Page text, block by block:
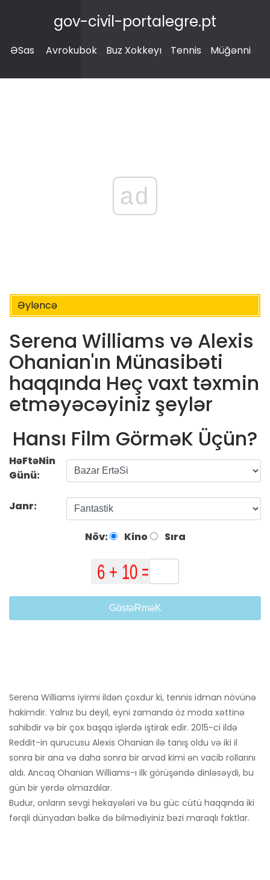
gov-civil-portalegre.pt
ƏSas Avrokubok Buz Xokkeyı Tennis Müğənni
ad
Əyləncə
Serena Williams və Alexis
Ohanian'ın Münasibəti
haqqında Heç vaxt təxmin
etməyəcəyiniz şeylər
Hansı Film GörməK Üçün?
HəFtəNin
Günü:
Janr:
Növ: Kino Sıra
GöstəRməK
Serena Williams iyirmi ildən çoxdur ki, tennis idman növünə
hakimdir. Yalnız bu deyil, eyni zamanda öz moda xəttinə
sahibdir və bir çox başqa işlərdə iştirak edir. 2015-ci ildə
Reddit-in qurucusu Alexis Ohanian ilə tanış oldu və iki il
sonra bir ana və daha sonra bir arvad kimi ən vacib rollarını
aldı. Ancaq Ohanian Williams-ı ilk görüşəndə ​​dinləsəydi, bu
gün bir yerdə olmazdılar.
Budur, onların sevgi hekayələri və bu güc cütü haqqında iki
fərqli dünyadan bəlkə də bilmədiyiniz bəzi maraqlı faktlar.